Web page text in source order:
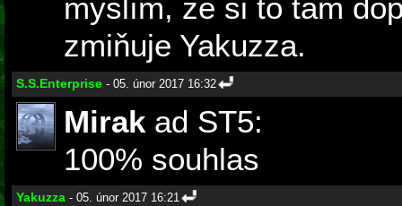
myslím, že si to tam
zmiňuje Yakuzza.
S.S.Enterprise - 05. únor 2017 16:32
Mirak ad ST5:
100% souhlas
Yakuzza - 05. únor 2017 16:21